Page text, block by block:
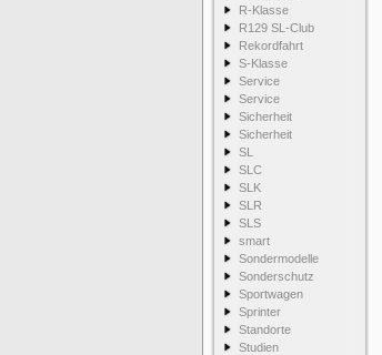
R-Klasse
R129 SL-Club
Rekordfahrt
S-Klasse
Service
Service
Sicherheit
Sicherheit
SL
SLC
SLK
SLR
SLS
smart
Sondermodelle
Sonderschutz
Sportwagen
Sprinter
Standorte
Studien